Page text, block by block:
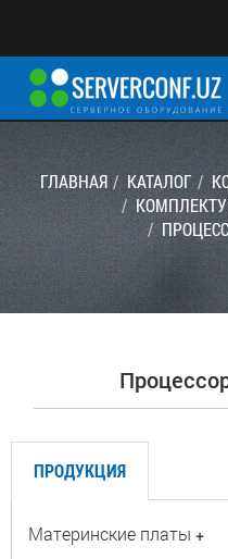
Telegram:@serverconf_uz
Тел: (90) 932-18-00
ГЛАВНАЯ КАТАЛОГ
ПРОДУКЦИЯ
Материнские платы +